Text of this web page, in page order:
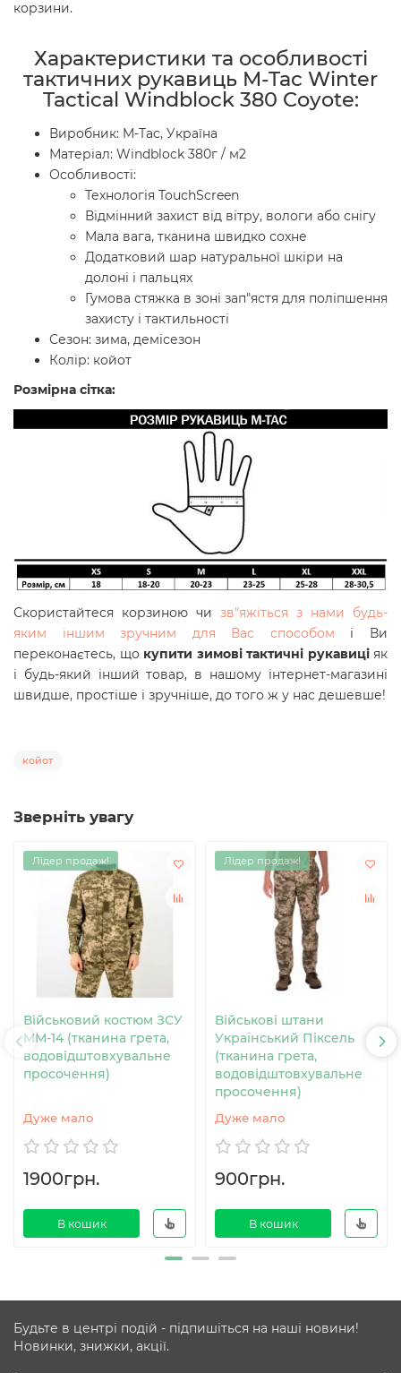
корзини.
Характеристики та особливості
тактичних рукавиць M-Tac Winter
Tactical Windblock 380 Coyote:
Виробник: M-Tac, Україна
Матеріал: Windblock 380г / м2
Особливості:
Технологія TouchScreen
Відмінний захист від вітру, вологи або снігу
Мала вага, тканина швидко сохне
Додатковий шар натуральної шкіри на
долоні і пальцях
Гумова стяжка в зоні зап"ястя для поліпшення
захисту і тактильності
Сезон: зима, демісезон
Колір: койот
Розмірна сітка:
Скористайтеся корзиною чи зв"яжіться з нами будь-
яким іншим зручним для Вас способом і Ви
переконаєтесь, що купити зимові тактичні рукавиці як
і будь-який інший товар, в нашому інтернет-магазині
швидше, простіше і зручніше, до того ж у нас дешевше!
койот
Зверніть увагу
Лідер продаж!
Військовий костюм ЗСУ
MM-14 (тканина грета,
водовідштовхувальне
просочення)
Дуже мало
1900грн.
В кошик
Лідер продаж!
Військові штани
Український Піксель
(тканина грета,
водовідштовхувальне
просочення)
Дуже мало
900грн.
В кошик
Будьте в центрі подій - підпишіться на наші новини!
Новинки, знижки, акції.